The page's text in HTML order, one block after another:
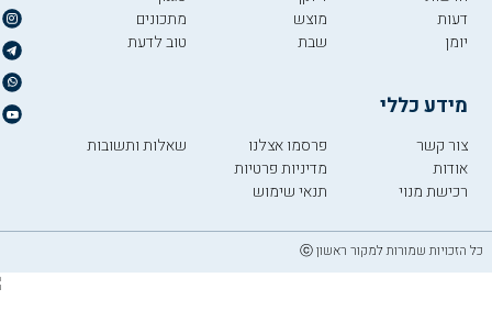
דעות
יומן
מוצש
שבת
מתכונים
טוב לדעת
מידע כללי
צור קשר
אודות
רכישת מנוי
פרסמו אצלנו
מדיניות פרטיות
תנאי שימוש
שאלות ותשובות
כל הזכויות שמורות למקור ראשון ⓒ